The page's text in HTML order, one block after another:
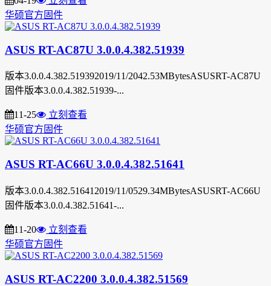
华硕官方固件
ASUS RT-AC87U 3.0.0.4.382.51939
版本3.0.0.4.382.519392019/11/2042.53MBytesASUSRT-AC87U
固件版本3.0.0.4.382.51939-...
11-25
立刻查看
华硕官方固件
ASUS RT-AC66U 3.0.0.4.382.51641
版本3.0.0.4.382.516412019/11/0529.34MBytesASUSRT-AC66U
固件版本3.0.0.4.382.51641-...
11-20
立刻查看
华硕官方固件
ASUS RT-AC2200 3.0.0.4.382.51569